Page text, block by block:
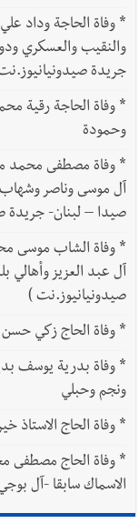
*
والنقيب والعسكري
جريدة
*
وحمودة
*
آل موسى وناصر
صيدا – لبنان- جريدة
*
آل عبد العزيز وأهالي
صيدونيانيوز.نت )
*وفاة الحاج زكي حسن
*
ونجم وحبلي
*وفاة الحاج الاستاذ خير
*
الاسماك سابقا -آل